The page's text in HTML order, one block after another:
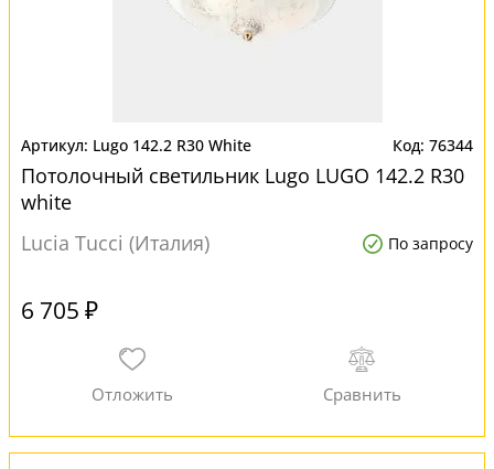
Lugo 142.2 R30 White 76344
Потолочный светильник Lugo LUGO 142.2 R30
white
Lucia Tucci (Италия)
По запросу
6 705 ₽